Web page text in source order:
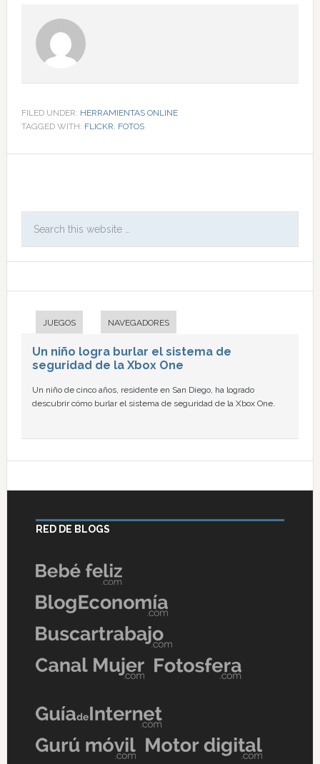
FILED UNDER: HERRAMIENTAS ONLINE
TAGGED WITH: FLICKR, FOTOS
JUEGOS NAVEGADORES
Un niño logra burlar el sistema de
seguridad de la Xbox One
Un niño de cinco años, residente en San Diego, ha logrado
descubrir cómo burlar el sistema de seguridad de la Xbox One.
RED DE BLOGS